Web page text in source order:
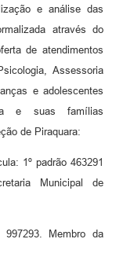
e análise das
através do
de atendimentos
Assessoria
e adolescentes
e suas famílias
de Piraquara:
1º padrão 463291
Municipal de
Membro da